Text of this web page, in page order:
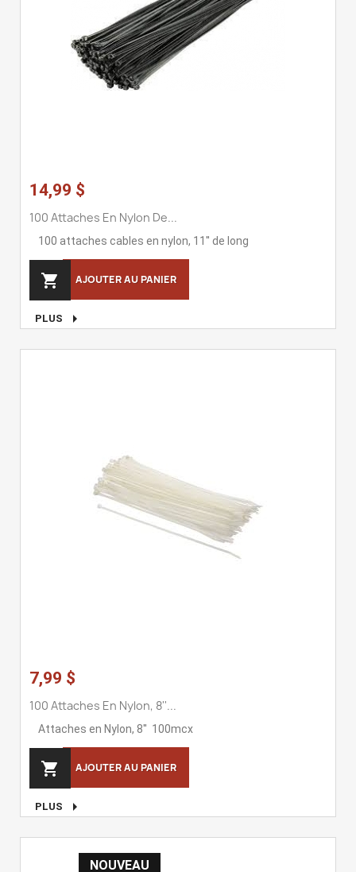
14,99 $
100 Attaches En Nylon De...
100 attaches cables en nylon, 11'' de long
 AJOUTER AU PANIER
PLUS 
7,99 $
100 Attaches En Nylon, 8''...
Attaches en Nylon, 8'' 100mcx
 AJOUTER AU PANIER
PLUS 
NOUVEAU